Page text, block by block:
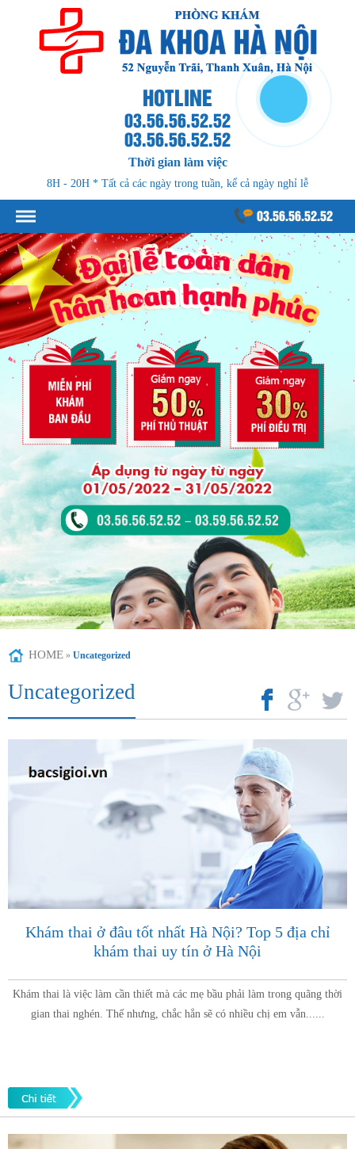
HOTLINE
03.56.56.52.52
03.56.56.52.52
Thời gian làm việc
8H - 20H * Tất cả các ngày trong tuần, kể cả ngày nghỉ lễ
03.56.56.52.52
HOME » Uncategorized
Uncategorized
Khám thai ở đâu tốt nhất Hà Nội? Top 5 địa chỉ
khám thai uy tín ở Hà Nội
Khám thai là việc làm cần thiết mà các mẹ bầu phải làm trong quãng thời
gian thai nghén. Thế nhưng, chắc hẳn sẽ có nhiều chị em vẫn......